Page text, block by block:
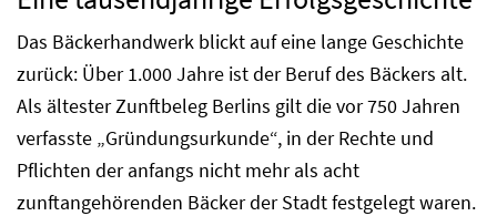
Das Bäckerhandwerk blickt auf eine lange Geschichte
zurück: Über 1.000 Jahre ist der Beruf des Bäckers alt.
Als ältester Zunftbeleg Berlins gilt die vor 750 Jahren
verfasste „Gründungsurkunde“, in der Rechte und
Pflichten der anfangs nicht mehr als acht
zunftangehörenden Bäcker der Stadt festgelegt waren.